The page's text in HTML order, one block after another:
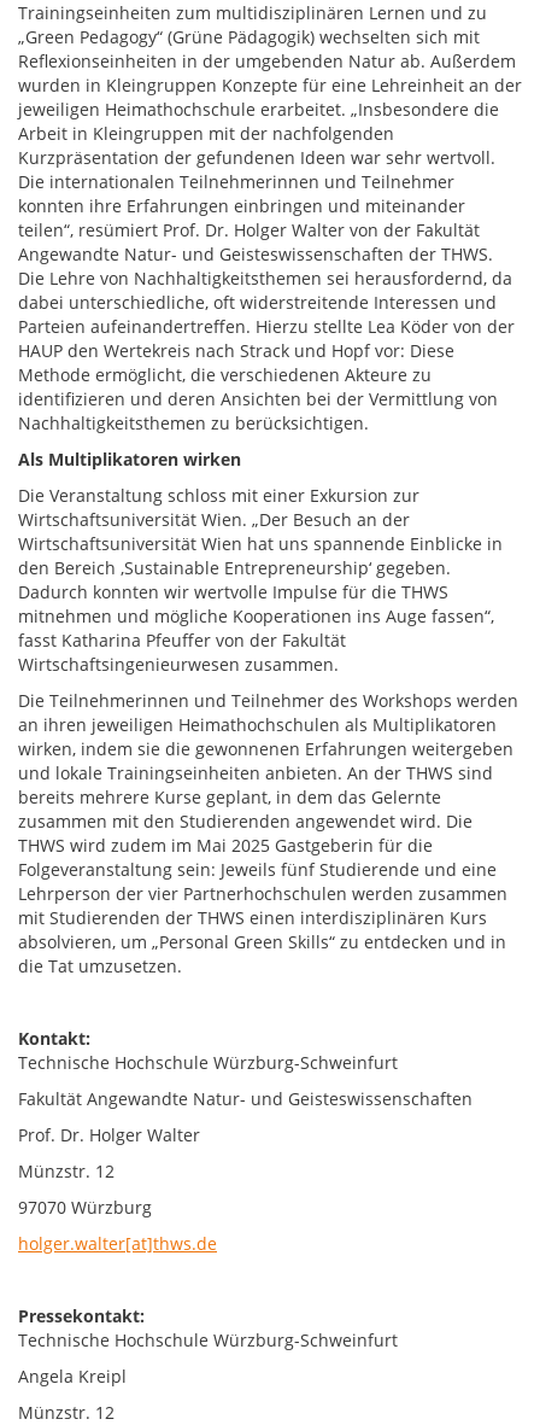
Trainingseinheiten zum multidisziplinären Lernen und zu
„Green Pedagogy“ (Grüne Pädagogik) wechselten sich mit
Reflexionseinheiten in der umgebenden Natur ab. Außerdem
wurden in Kleingruppen Konzepte für eine Lehreinheit an der
jeweiligen Heimathochschule erarbeitet. „Insbesondere die
Arbeit in Kleingruppen mit der nachfolgenden
Kurzpräsentation der gefundenen Ideen war sehr wertvoll.
Die internationalen Teilnehmerinnen und Teilnehmer
konnten ihre Erfahrungen einbringen und miteinander
teilen“, resümiert Prof. Dr. Holger Walter von der Fakultät
Angewandte Natur- und Geisteswissenschaften der THWS.
Die Lehre von Nachhaltigkeitsthemen sei herausfordernd, da
dabei unterschiedliche, oft widerstreitende Interessen und
Parteien aufeinandertreffen. Hierzu stellte Lea Köder von der
HAUP den Wertekreis nach Strack und Hopf vor: Diese
Methode ermöglicht, die verschiedenen Akteure zu
identifizieren und deren Ansichten bei der Vermittlung von
Nachhaltigkeitsthemen zu berücksichtigen.
Als Multiplikatoren wirken
Die Veranstaltung schloss mit einer Exkursion zur
Wirtschaftsuniversität Wien. „Der Besuch an der
Wirtschaftsuniversität Wien hat uns spannende Einblicke in
den Bereich ‚Sustainable Entrepreneurship‘ gegeben.
Dadurch konnten wir wertvolle Impulse für die THWS
mitnehmen und mögliche Kooperationen ins Auge fassen“,
fasst Katharina Pfeuffer von der Fakultät
Wirtschaftsingenieurwesen zusammen.
Die Teilnehmerinnen und Teilnehmer des Workshops werden
an ihren jeweiligen Heimathochschulen als Multiplikatoren
wirken, indem sie die gewonnenen Erfahrungen weitergeben
und lokale Trainingseinheiten anbieten. An der THWS sind
bereits mehrere Kurse geplant, in dem das Gelernte
zusammen mit den Studierenden angewendet wird. Die
THWS wird zudem im Mai 2025 Gastgeberin für die
Folgeveranstaltung sein: Jeweils fünf Studierende und eine
Lehrperson der vier Partnerhochschulen werden zusammen
mit Studierenden der THWS einen interdisziplinären Kurs
absolvieren, um „Personal Green Skills“ zu entdecken und in
die Tat umzusetzen.
Kontakt:
Technische Hochschule Würzburg-Schweinfurt
Fakultät Angewandte Natur- und Geisteswissenschaften
Prof. Dr. Holger Walter
Münzstr. 12
97070 Würzburg
holger.walter[at]thws.de
Pressekontakt:
Technische Hochschule Würzburg-Schweinfurt
Angela Kreipl
Münzstr. 12